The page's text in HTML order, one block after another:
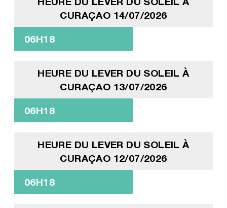
CURAÇAO 14/07/2026
06H18
HEURE DU LEVER DU SOLEIL À
CURAÇAO 13/07/2026
06H18
HEURE DU LEVER DU SOLEIL À
CURAÇAO 12/07/2026
06H18